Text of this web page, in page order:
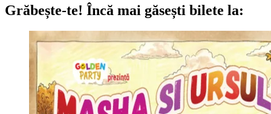
Grăbește-te! Încă mai găsești bilete la: